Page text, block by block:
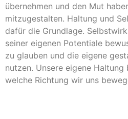
übernehmen und den Mut
mitzugestalten. Haltung und
dafür die Grundlage.
seiner eigenen Potentiale
zu glauben und die eigene
nutzen. Unsere eigene
welche Richtung wir uns